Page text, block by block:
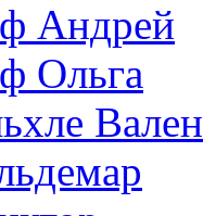
Андрей
Ольга